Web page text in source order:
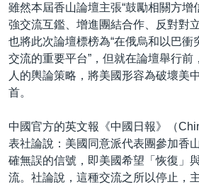
雖然本屆香山論壇主張“鼓勵相關方增
強交流互鑑、增進團結合作、反對對
也將此次論壇標榜為“在俄烏和以巴衝
交流的重要平台”，但就在論壇舉行前
人的輿論策略，將美國形容為破壞美
首。
中國官方的英文報《中國日報》（
表社論說：美國同意派代表團參加香
確無誤的信號，即美國希望「恢復」
流。社論說，這種交流之所以停止，